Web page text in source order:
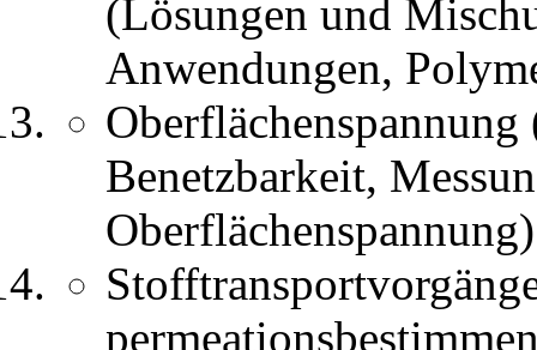
(Lösungen und
Anwendungen,
Benetzbarkeit,
Oberflächenspannung)